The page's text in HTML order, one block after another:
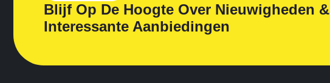
Blijf Op De Hoogte Over Nieuwigheden &
Interessante Aanbiedingen